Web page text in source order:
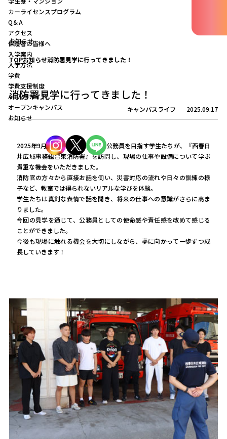
カーライセンスプログラム
Q＆A
アクセス
保護者の皆様へ
入学案内
入学方法
学費
学費支援制度
AO入学ガイド
オープンキャンパス
お知らせ
お知らせ
TOPお知らせ消防署見学に行ってきました！
消防署見学に行ってきました！
キャンパスライフ 2025.09.17
2025年9月16日(火)、18日(木)、公務員を目指す学生たちが、『西春日
井広域事務組合東消防署』を訪問し、現場の仕事や設備について学ぶ
貴重な機会をいただきました。
消防官の方々から直接お話を伺い、災害対応の流れや日々の訓練の様
子など、教室では得られないリアルな学びを体験。
学生たちは真剣な表情で話を聞き、将来の仕事への意識がさらに高ま
りました。
今回の見学を通じて、公務員としての使命感や責任感を改めて感じる
ことができました。
今後も現場に触れる機会を大切にしながら、夢に向かって一歩ずつ成
長していきます！